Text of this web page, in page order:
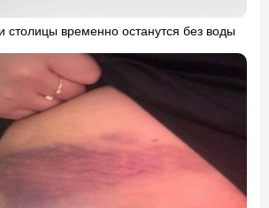
столицы временно останутся без воды